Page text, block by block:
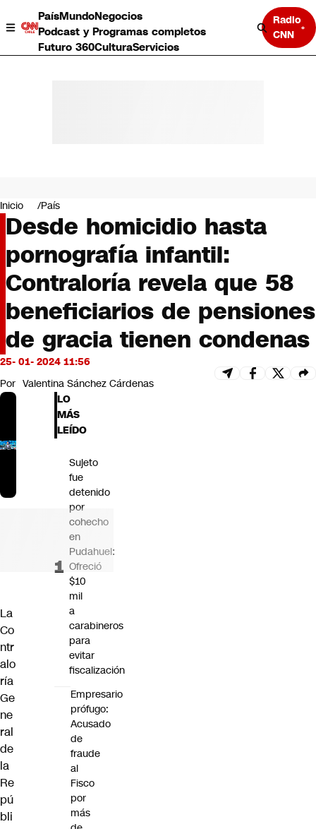
PaísMundoNegocios
Podcast y Programas completos
Futuro 360CulturaServicios
Radio
CNN
Negocios
Deportes
Programas completos
Cultura
Servicios
Bits
CNN tiempo
Futuro 360
Opinión
Inicio País
Desde homicidio hasta
pornografía infantil:
Contraloría revela que 58
beneficiarios de pensiones
de gracia tienen condenas
25- 01- 2024 11:56
Por Valentina Sánchez Cárdenas
La
Co
ntr
alo
ría
Ge
ne
ral
de
la
Re
pú
bli
LO
MÁS
LEÍDO
Sujeto
fue
detenido
por
cohecho
en
Pudahuel:
Ofreció
$10
mil
a
carabineros
para
evitar
fiscalización
Empresario
prófugo:
Acusado
de
fraude
al
Fisco
por
más